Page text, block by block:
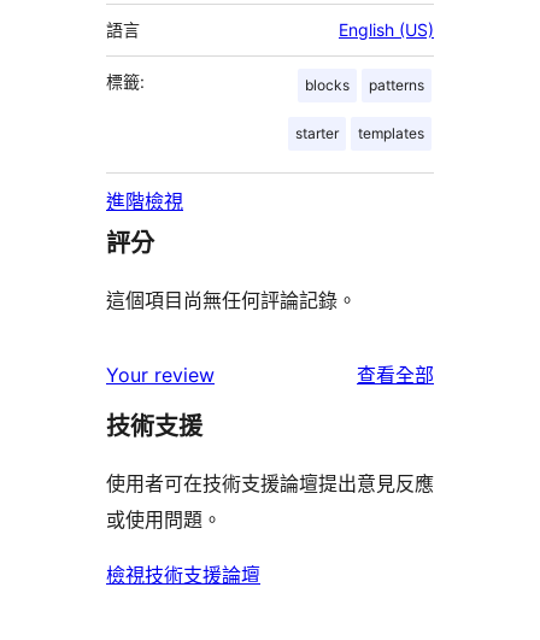
語言 English (US)
標籤: blocks patterns
starter templates
進階檢視
評分
這個項目尚無任何評論記錄。
Your review 查看全部
評
技術支援
使用者可在技術支援論壇提出意見反應
或使用問題。
檢視技術支援論壇